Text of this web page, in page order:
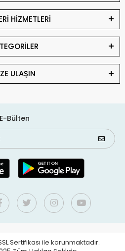
HİZMETLERİ
ULAŞIN
E-Bülten
Sertifikası ile korunmaktadır.